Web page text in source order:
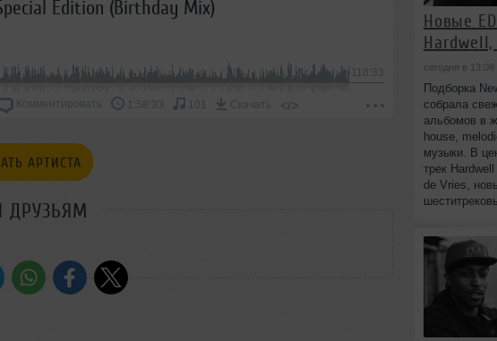
Edition (Birthday Mix)
-118:33
Комментировать 1:58:33 Скачать </>
АРТИСТА
ДРУЗЬЯМ
Новые
сегодня в 13:08
Подборка
собрала
альбомов в
house,
музыки. В
трек
de Vries,